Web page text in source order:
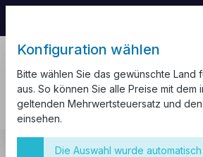
Sicherungskasten IP55
Konfiguration wählen
Bitte wählen Sie das gewünschte Land
aus. So können Sie alle Preise mit dem
geltenden Mehrwertsteuersatz und
einsehen.
Die Auswahl wurde